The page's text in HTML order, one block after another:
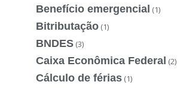
Benefício emergencial (1)
Bitributação (1)
BNDES (3)
Caixa Econômica Federal (2)
Cálculo de férias (1)